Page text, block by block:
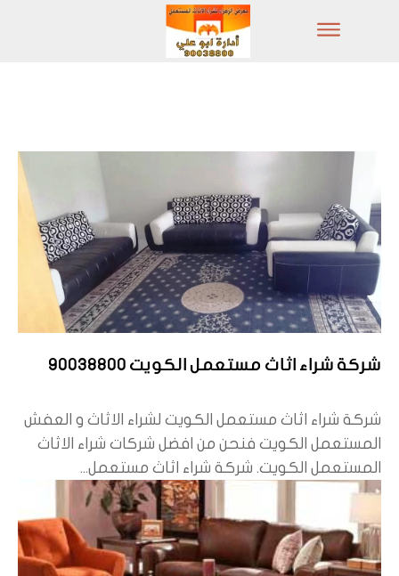
شركة شراء اثاث مستعمل الكويت 90038800
شركة شراء اثاث مستعمل الكويت لشراء الاثاث و العفش
المستعمل الكويت فنحن من افضل شركات شراء الاثاث
المستعمل الكويت. شركة شراء اثاث مستعمل...